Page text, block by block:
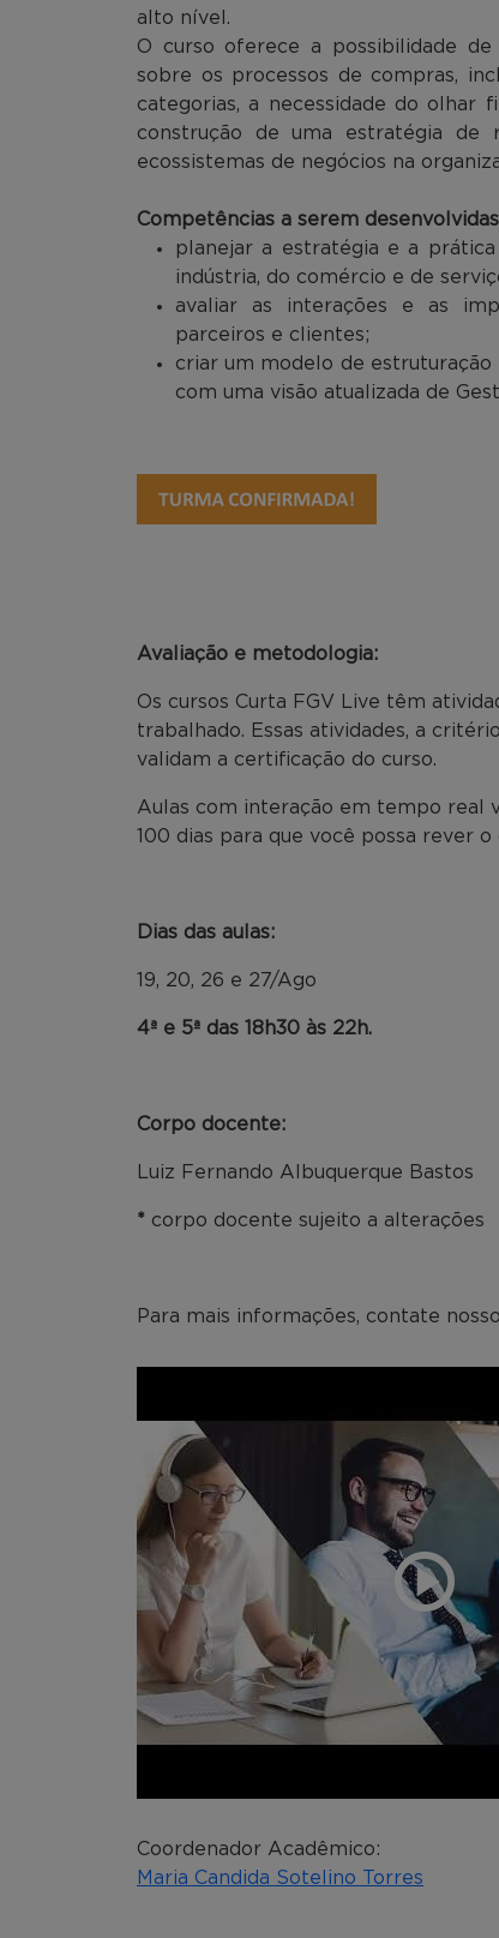
alto nível.
O curso oferece a possibilidade
sobre os processos de compras,
categorias, a necessidade do olhar
construção de uma estratégia de
ecossistemas de negócios na
Competências a serem
planejar a estratégia e a
indústria, do comércio e de
avaliar as interações e as
parceiros e clientes;
criar um modelo de
com uma visão atualizada de
Avaliação e metodologia:
Os cursos Curta FGV Live têm
trabalhado. Essas atividades, a
validam a certificação do curso.
Aulas com interação em tempo real
100 dias para que você possa rever
Dias das aulas:
19, 20, 26 e 27/Ago
4ª e 5ª das 18h30 às 22h.
Corpo docente:
Luiz Fernando Albuquerque Bastos
* corpo docente sujeito a alterações
Para mais informações, contate
Coordenador Acadêmico:
Maria Candida Sotelino Torres